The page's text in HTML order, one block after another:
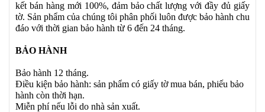
kết bán hàng mới 100%, đảm bảo chất lượng với đầy đủ giấy
tờ. Sản phẩm của chúng tôi phân phối luôn được bảo hành chu
đáo với thời gian bảo hành từ 6 đến 24 tháng.
BẢO HÀNH
Bảo hành 12 tháng.
Điều kiện bảo hành: sản phẩm có giấy tờ mua bán, phiếu bảo
hành còn thời hạn.
Miễn phí nếu lỗi do nhà sản xuất.